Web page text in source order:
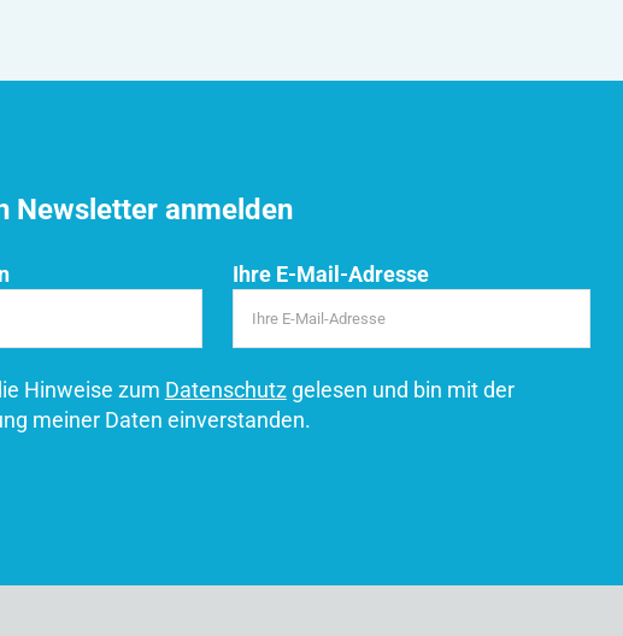
Newsletter anmelden
Ihre E-Mail-Adresse
Hinweise zum Datenschutzgelesen und bin mit der
meiner Daten einverstanden.